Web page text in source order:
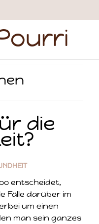
die
entscheidet,
Fälle darüber im
um einen
man sein ganzes